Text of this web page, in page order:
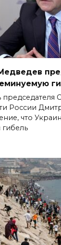
председателя
России
что